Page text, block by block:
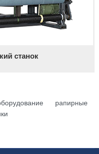
станок
рапирные